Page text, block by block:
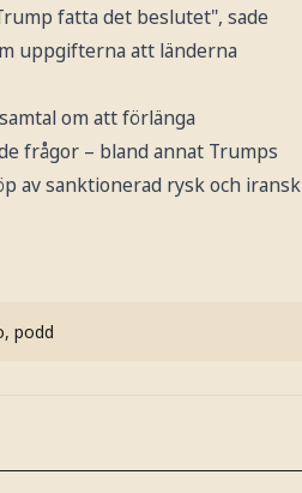
fatta det beslutet", sade
uppgifterna att länderna
om att förlänga
frågor – bland annat Trumps
av sanktionerad rysk och iransk
podd